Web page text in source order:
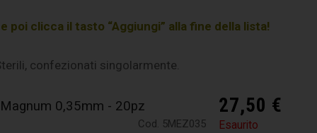
clicca il tasto “Aggiungi” alla fine della lista!
confezionati singolarmente.
0,35mm - 20pz
Cod. 5MEZ035
27,50 €
Esaurito